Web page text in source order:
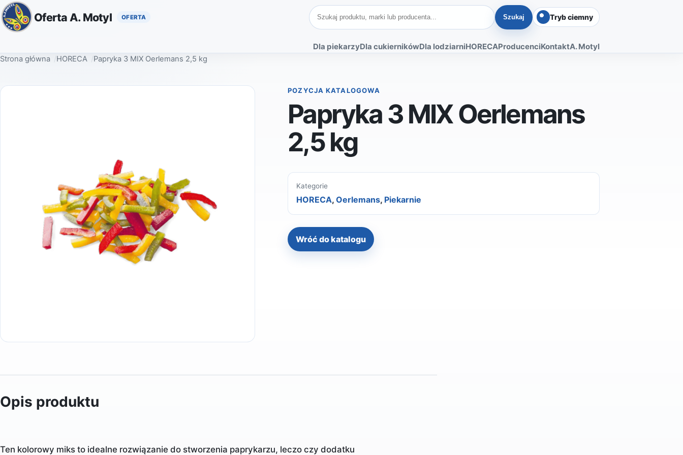
Oferta A. Motyl Szukaj produktów
Szukaj Tryb ciemny
Dla piekarzyDla cukiernikówDla lodziarniHORECAProducenciKontaktA. Motyl
Strona główna HORECA Papryka 3 MIX Oerlemans 2,5 kg
POZYCJA KATALOGOWA
Papryka 3 MIX Oerlemans
2,5 kg
Kategorie
HORECA,Oerlemans, Piekarnie
Wróć do katalogu
Opis produktu
Ten kolorowy miks to idealne rozwiązanie do stworzenia paprykarzu, leczo czy dodatku